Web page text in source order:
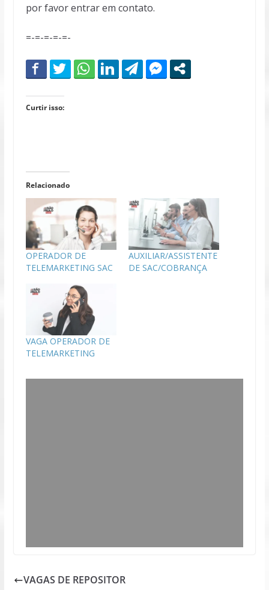
por favor entrar em contato.
=-=-=-=-=-
Curtir isso:
Relacionado
OPERADOR DE
TELEMARKETING SAC
AUXILIAR/ASSISTENTE
DE SAC/COBRANÇA
VAGA OPERADOR DE
TELEMARKETING
VAGAS DE REPOSITOR